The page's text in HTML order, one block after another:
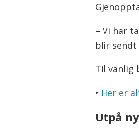
– Vi har
blir sendt
Til vanlig
• Her er
Utpå